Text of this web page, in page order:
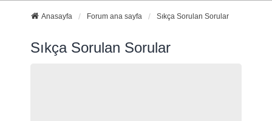
Anasayfa Forum ana sayfa Sıkça Sorulan Sorular
Sıkça Sorulan Sorular